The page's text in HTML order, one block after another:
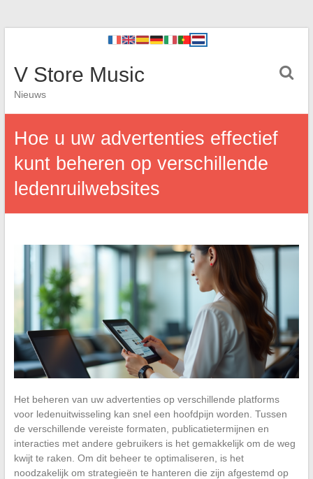
V Store Music
Nieuws
Hoe u uw advertenties effectief
kunt beheren op verschillende
ledenruilwebsites
Het beheren van uw advertenties op verschillende platforms
voor ledenuitwisseling kan snel een hoofdpijn worden. Tussen
de verschillende vereiste formaten, publicatietermijnen en
interacties met andere gebruikers is het gemakkelijk om de weg
kwijt te raken. Om dit beheer te optimaliseren, is het
noodzakelijk om strategieën te hanteren die zijn afgestemd op